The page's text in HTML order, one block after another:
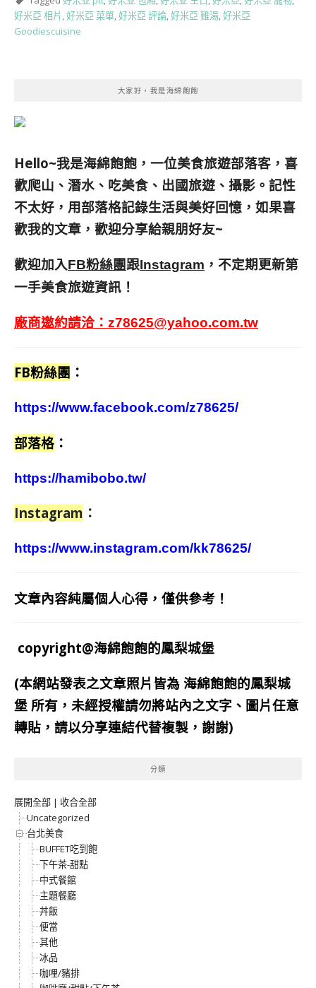
好米亞 相片 ,好米亞 菜單,好米亞 評論,好米亞 雞湯,好米亞
Goodiescuisine
大家好，我是海綿飽飽
Hello~我是海綿飽飽，一位美食旅遊部落客， 喜
歡爬山、潛水、吃美食、出國旅遊、攝影。 記性
不太好，用部落格記錄生活與美好回憶， 如果喜
歡我的文章，歡迎分享給親朋好友~
歡迎加入FB粉絲團跟Instagram ，不定期更新第
一手美食旅遊資訊！
廠商邀約請洽： z78625@yahoo.com.tw
FB粉絲團 ：
https://www.facebook.com/z78625/
部落格 ：
https://hamibobo.tw/
Instagram ：
https://www.instagram.com/kk78625/
文章內容純屬個人心得，僅供參考！
copyright@海綿飽飽的鳳梨城堡
(本網站發表之文章照片皆為 海綿飽飽的鳳梨城
堡 所有，未經授權請勿將站內之文字、圖片任意
轉貼，請以分享連結代替複製，謝謝)
分類
展開全部 | 收合全部
Uncategorized
台北美食
BUFFET吃到飽
下午茶-甜點
中式餐館
主題餐廳
丼飯
便當
其他
冰品
咖哩/豬排